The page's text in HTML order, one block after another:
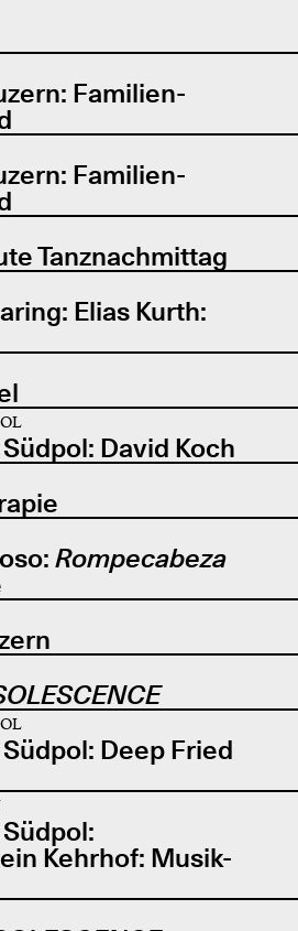
Familien-
Familien-
Tanznachmittag
Elias Kurth:
David Koch
Rompecabeza
Deep Fried
Kehrhof: Musik-